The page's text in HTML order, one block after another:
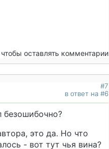
чтобы оставлять комментарии
#7
в ответ на #6
безошибочно?
это да. Но что
- вот тут чья вина?